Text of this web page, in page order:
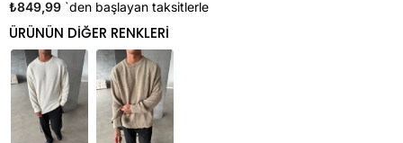
₺849,99 `den başlayan taksitlerle